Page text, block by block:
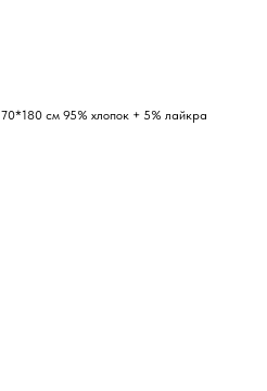
см 95% хлопок + 5% лайкра